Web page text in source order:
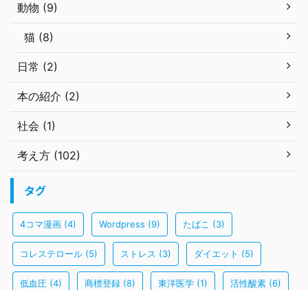
動物 (9)
猫 (8)
日常 (2)
本の紹介 (2)
社会 (1)
考え方 (102)
タグ
4コマ漫画 (4) Wordpress (9) たばこ (3)
コレステロール (5) ストレス (3) ダイエット (5)
低血圧 (4) 商標登録 (8) 東洋医学 (1) 活性酸素 (6)